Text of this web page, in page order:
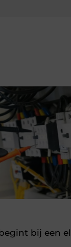
bij een